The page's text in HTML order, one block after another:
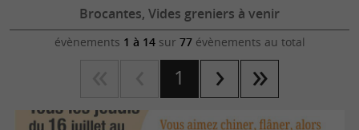
Brocantes, Vides greniers à venir
évènements 1 à 14sur 77évènements au total
1